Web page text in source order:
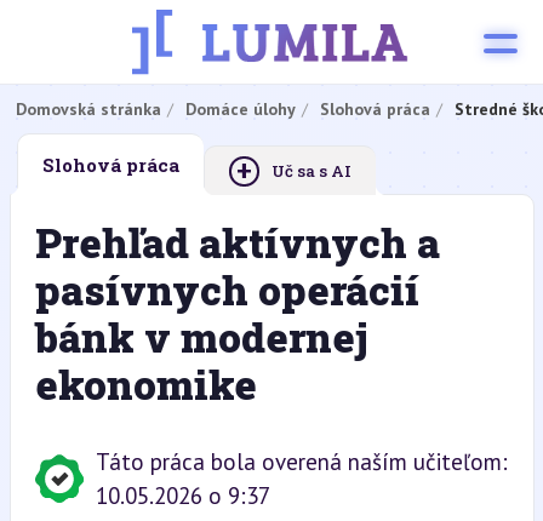
Domovská stránka Domáce úlohy Slohová práca Stredné
Slohová práca + Uč sa s AI
Prehľad aktívnych a
pasívnych operácií
bánk v modernej
ekonomike
Táto práca bola overená naším učiteľom:
10.05.2026 o 9:37